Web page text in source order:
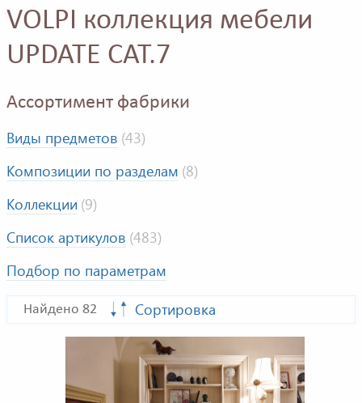
VOLPI коллекция мебели
UPDATE CAT.7
Ассортимент фабрики
Виды предметов (43)
Композиции по разделам (8)
Коллекции (9)
Список артикулов (483)
Подбор по параметрам
Найдено 82 Сортировка